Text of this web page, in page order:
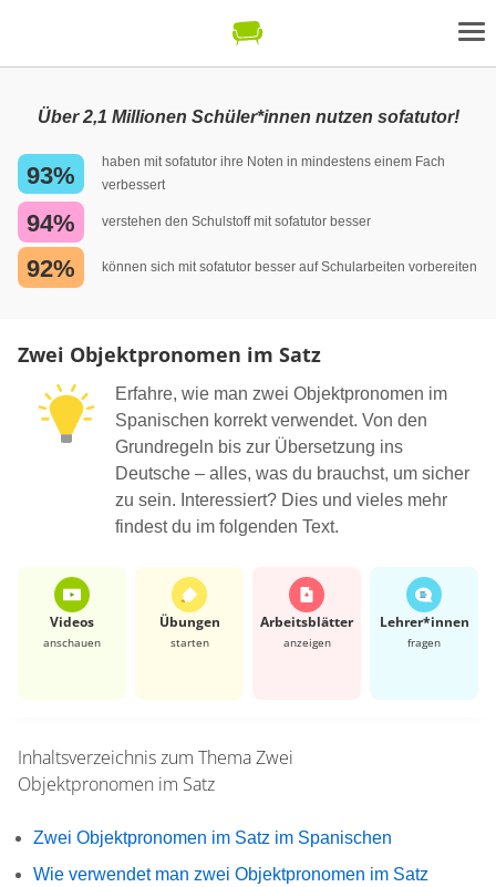
Über 2,1 Millionen Schüler*innen nutzen sofatutor!
93%
haben mit sofatutor ihre Noten in mindestens einem Fach
verbessert
94% verstehen den Schulstoff mit sofatutor besser
92% können sich mit sofatutor besser auf Schularbeiten vorbereiten
Zwei Objektpronomen im Satz
Erfahre, wie man zwei Objektpronomen im
Spanischen korrekt verwendet. Von den
Grundregeln bis zur Übersetzung ins
Deutsche – alles, was du brauchst, um sicher
zu sein. Interessiert? Dies und vieles mehr
findest du im folgenden Text.
Videos
anschauen
Übungen
starten
Arbeits­blätter
anzeigen
Lehrer*​innen
fragen
Inhaltsverzeichnis zum ThemaZwei
Objektpronomen im Satz
Zwei Objektpronomen im Satz im Spanischen
Wie verwendet man zwei Objektpronomen im Satz